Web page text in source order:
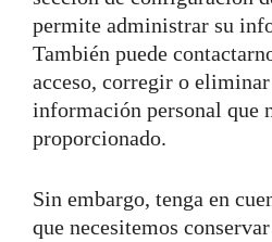
permite administrar su
También puede
acceso, corregir o
información personal que
proporcionado.
Sin embargo, tenga en
que necesitemos